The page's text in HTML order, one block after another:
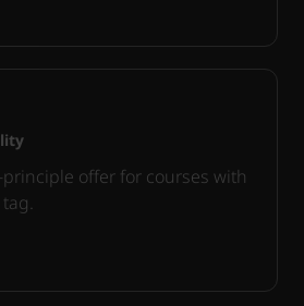
offer for courses with